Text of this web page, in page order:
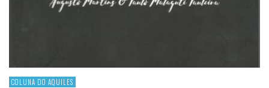
COLUNA DO AQUILES